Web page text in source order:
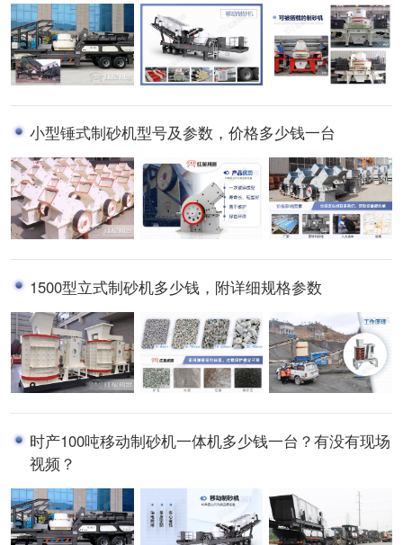
小型锤式制砂机型号及参数，价格多少钱一台
1500型立式制砂机多少钱，附详细规格参数
时产100吨移动制砂机一体机多少钱一台？有没有现场
视频？